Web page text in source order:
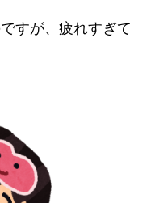
すが、疲れすぎて